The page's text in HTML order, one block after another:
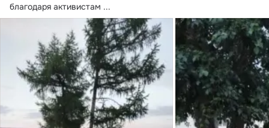
благодаря активистам ...